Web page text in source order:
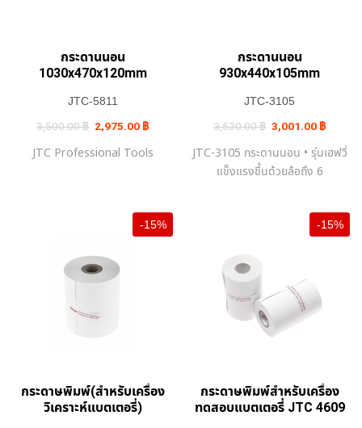
กระดานนอน
1030x470x120mm
JTC-5811
3,500.00฿ Original
price
3,500.00 ฿.
2,975.00 ฿Current
price
2,975.00 ฿.
JTC Professional Tools
กระดานนอน
930x440x105mm
JTC-3105
3,530.00฿ Original
price
3,530.00 ฿.
3,001.00 ฿Current
price
JTC-3105 กระดานนอน • รุ่นเฮฟวี่
แข็งแรงขึ้นด้วยล้อถึง 6
-15%
กระดาษพิมพ์(สำหรับเครื่อง
วิเคราะห์แบตเตอรี่)
-15%
กระดาษพิมพ์สำหรับเครื่อง
ทดสอบแบตเตอรี่ JTC 4609